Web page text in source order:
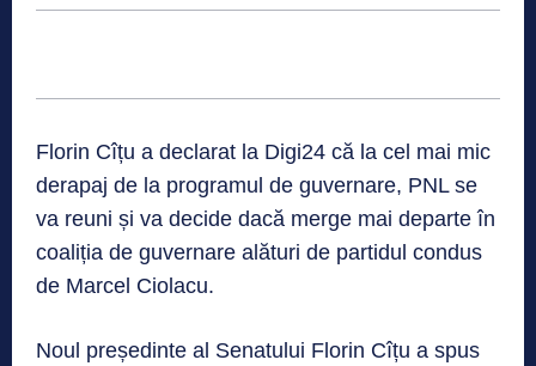
Florin Cîțu a declarat la Digi24 că la cel mai mic
derapaj de la programul de guvernare, PNL se
va reuni și va decide dacă merge mai departe în
coaliția de guvernare alături de partidul condus
de Marcel Ciolacu.
Noul președinte al Senatului Florin Cîțu a spus